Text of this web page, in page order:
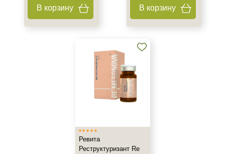
Домашняя
Профессиональная
В корзину В корзину
Ревита
Реструктуризант Re